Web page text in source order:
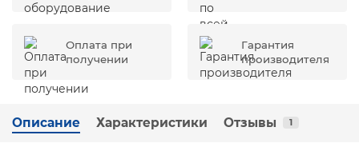
Оплата при
получении
Гарантия
производителя
Описание Характеристики Отзывы 1